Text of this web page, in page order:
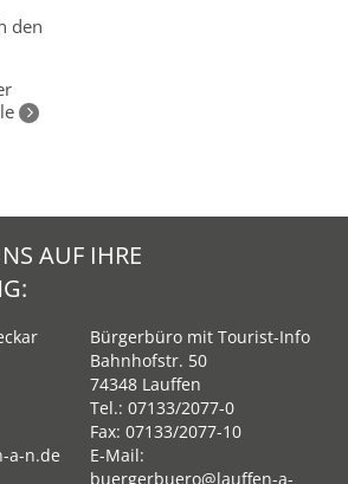
den
AUF IHRE
a-n.de
Bürgerbüro mit Tourist-Info
Bahnhofstr. 50
74348 Lauffen
Tel.:07133/2077-0
Fax: 07133/2077-10
E-Mail:
buergerbuero@lauffen-a-